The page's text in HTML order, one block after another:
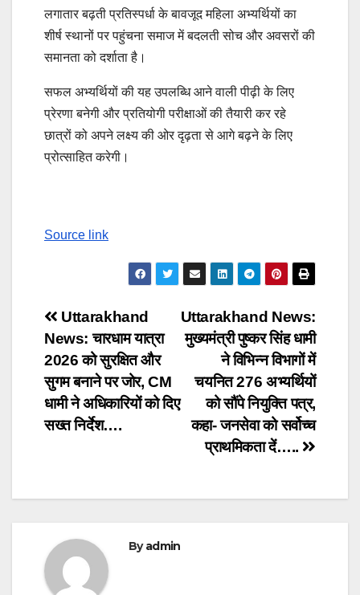
लगातार बढ़ती प्रतिस्पर्धा के बावजूद महिला अभ्यर्थियों का
शीर्ष स्थानों पर पहुंचना समाज में बदलती सोच और अवसरों की
समानता को दर्शाता है।
सफल अभ्यर्थियों की यह उपलब्धि आने वाली पीढ़ी के लिए
प्रेरणा बनेगी और प्रतियोगी परीक्षाओं की तैयारी कर रहे
छात्रों को अपने लक्ष्य की ओर दृढ़ता से आगे बढ़ने के लिए
प्रोत्साहित करेगी।
Source link
Post
navigation
Uttarakhand News:
मुख्यमंत्री पुष्कर सिंह धामी
ने विभिन्न विभागों में
चयनित 276 अभ्यर्थियों
को सौंपे नियुक्ति पत्र,
कहा- जनसेवा को सर्वोच्च
प्राथमिकता दें…..
Uttarakhand
News: चारधाम यात्रा
2026 को सुरक्षित और
सुगम बनाने पर जोर, CM
धामी ने अधिकारियों को दिए
सख्त निर्देश….
Byadmin